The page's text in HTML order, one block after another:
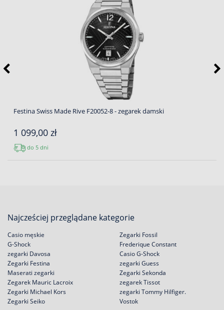
Festina Swiss Made Rive F20052-8 - zegarek damski
1 099,00 zł
do 5 dni
Najcześciej przeglądane kategorie
Casio męskie
G-Shock
zegarki Davosa
Zegarki Festina
Zegarki Fossil
Frederique Constant
Casio G-Shock
zegarki Guess
Maserati zegarki
Zegarek Mauric Lacroix
Zegarki Michael Kors
Zegarki Seiko
Zegarki Sekonda
zegarek Tissot
zegarki Tommy Hilfiger.
Vostok